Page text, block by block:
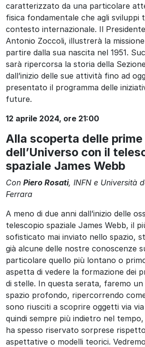
caratterizzato da una particolare
fisica fondamentale che agli sviluppi
contesto internazionale. Il Presidente
Antonio Zoccoli, illustrerà la missione
partire dalla sua nascita nel 1951.
sarà ripercorsa la storia della
dall’inizio delle sue attività fino ad
presentato il programma delle
future.
12 aprile 2024, ore 21:00
Alla scoperta delle
dell’Universo con il
spaziale James Webb
Con Piero Rosati, INFN e Università
Ferrara
A meno di due anni dall’inizio delle
telescopio spaziale James Webb, il
sofisticato mai inviato nello spazio,
già alcune delle nostre conoscenze
particolare quello più lontano o
aspetta di vedere la formazione dei
di stelle. In questa serata, faremo un
spazio profondo, ripercorrendo
sono riusciti a scoprire oggetti via
quindi sempre più indietro nel
ha spesso riservato sorprese
aspettative o modelli teorici.